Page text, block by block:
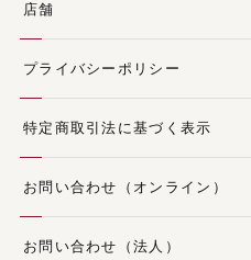
店舗
プライバシーポリシー
特定商取引法に基づく表示
お問い合わせ（オンライン）
お問い合わせ（法人）